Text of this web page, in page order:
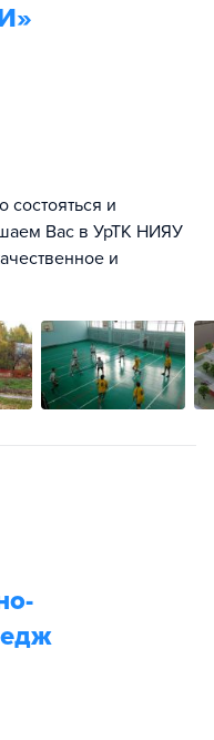
состояться и
Вас в УрТК НИЯУ
и